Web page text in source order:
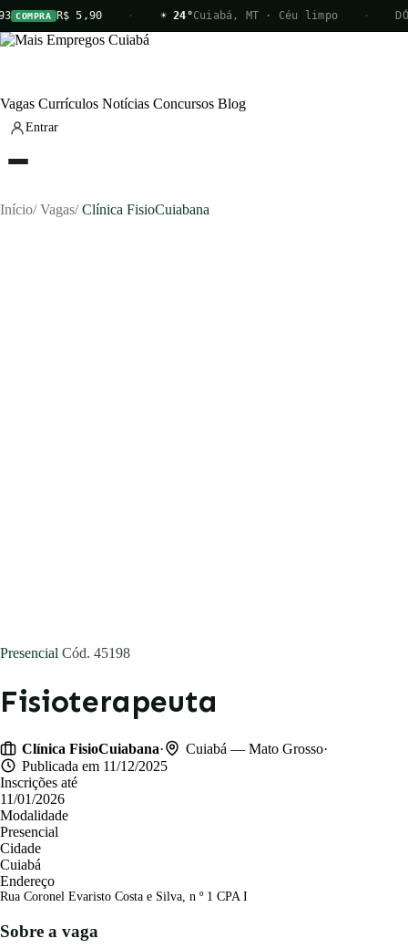
COMPRA R$ 5,90 · ☀ 24°Cuiabá, MT · Céu limpo ·
Vagas Currículos Notícias Concursos Blog
Entrar
Início/ Vagas/ Clínica FisioCuiabana
Presencial Cód. 45198
Fisioterapeuta
Clínica FisioCuiabana· Cuiabá — Mato Grosso·
Publicada em 11/12/2025
Inscrições até
11/01/2026
Modalidade
Presencial
Cidade
Cuiabá
Endereço
Rua Coronel Evaristo Costa e Silva, n º 1 CPA I
Sobre a vaga